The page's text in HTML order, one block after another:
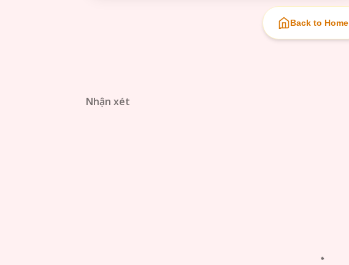
Back to Home
Nhận xét